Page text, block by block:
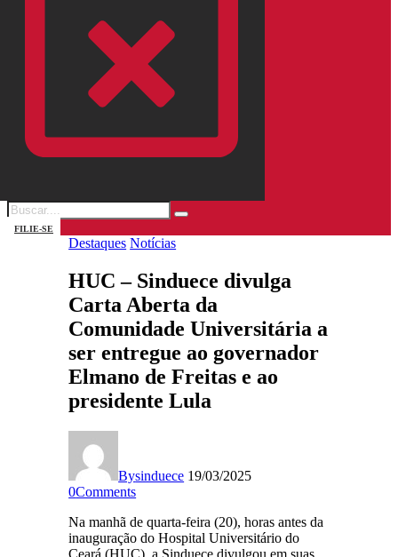
FILIE-SE
Destaques Notícias
HUC – Sinduece divulga
Carta Aberta da
Comunidade Universitária a
ser entregue ao governador
Elmano de Freitas e ao
presidente Lula
Bysinduece 19/03/2025
0Comments
Na manhã de quarta-feira (20), horas antes da
inauguração do Hospital Universitário do
Ceará (HUC), a Sinduece divulgou em suas